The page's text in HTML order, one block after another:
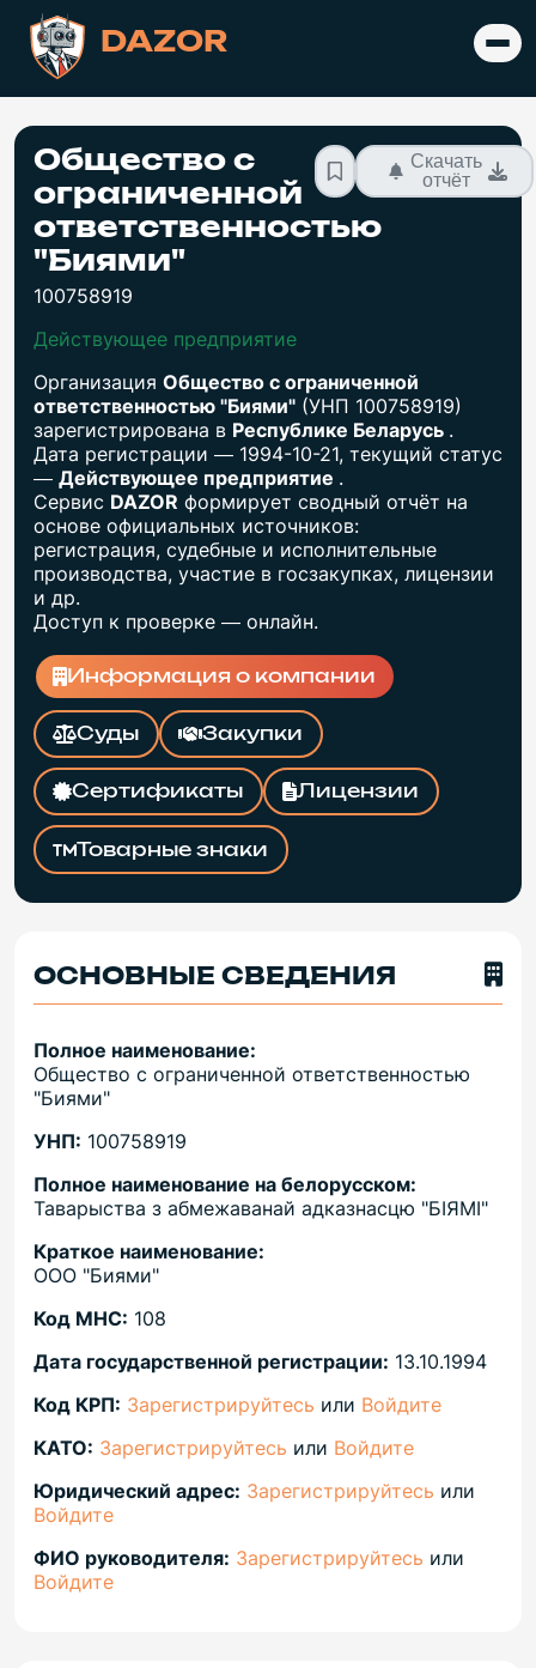
DAZOR
Общество с
ограниченной
ответственностью
"Биями"
100758919
Скачать
отчёт
Действующее предприятие
Организация Общество с ограниченной
ответственностью "Биями" (УНП 100758919)
зарегистрирована в Республике Беларусь .
Дата регистрации — 1994-10-21, текущий статус
— Действующее предприятие .
Сервис DAZOR формирует сводный отчёт на
основе официальных источников:
регистрация, судебные и исполнительные
производства, участие в госзакупках, лицензии
и др.
Доступ к проверке — онлайн.
Информация о компании
Суды Закупки
Сертификаты Лицензии
Товарные знаки
ОСНОВНЫЕ СВЕДЕНИЯ
Полное наименование:
Общество с ограниченной ответственностью
"Биями"
УНП: 100758919
Полное наименование на белорусском:
Таварыства з абмежаванай адказнасцю "БIЯМI"
Краткое наименование:
ООО "Биями"
Код МНС: 108
Дата государственной регистрации: 13.10.1994
Код КРП: Зарегистрируйтесь или Войдите
КАТО: Зарегистрируйтесь или Войдите
Юридический адрес: Зарегистрируйтесь или
Войдите
ФИО руководителя: Зарегистрируйтесь или
Войдите